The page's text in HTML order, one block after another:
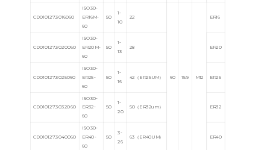
CD010127.3016060
ISO30-
ER16M-
60
50
1-
10
22
60 15.9 M12
ER16
CD010127.3020060
ISO30-
ER20M-
60
50
1-
13
28 ER20
CD010127.3025060
ISO30-
ER25-
60
50
1-
16
42（ER25UM） ER25
CD010127.3032060
ISO30-
ER32-
60
50
1-
20
50（ER32um） ER32
CD010127.3040060
ISO30-
ER40-
60
50
3-
26
63（ER40UM） ER40